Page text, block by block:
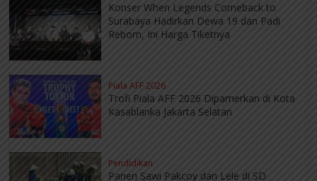
Konser When Legends Comeback to
Surabaya Hadirkan Dewa 19 dan Padi
Reborn, Ini Harga Tiketnya
Piala AFF 2026
Trofi Piala AFF 2026 Dipamerkan di Kota
Kasablanka Jakarta Selatan
Pendidikan
Panen Sawi Pakcoy dan Lele di SD